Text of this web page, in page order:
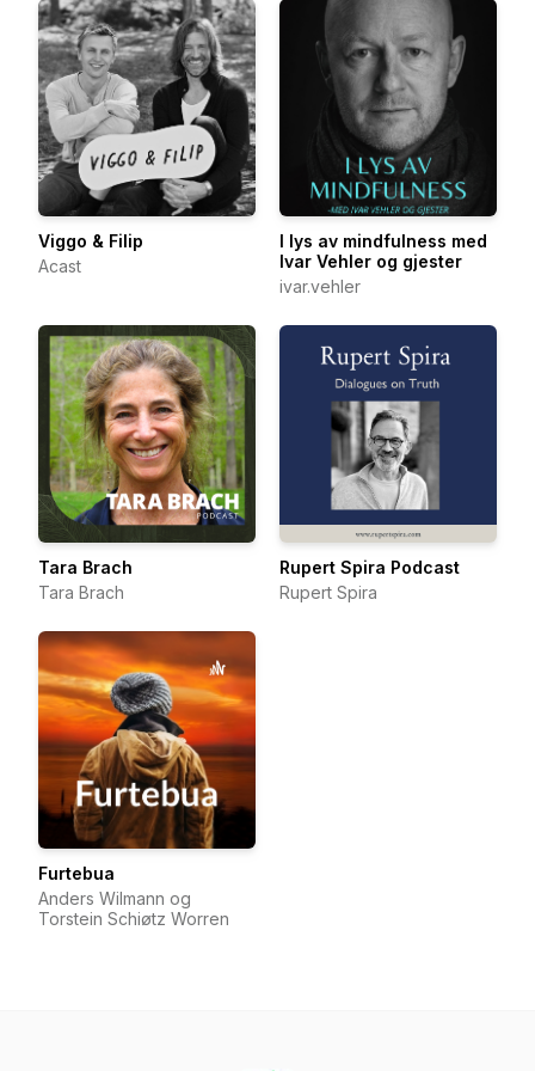
Viggo & Filip
Acast
I lys av mindfulness med
Ivar Vehler og gjester
ivar.vehler
Tara Brach
Tara Brach
Rupert Spira Podcast
Rupert Spira
Furtebua
Anders Wilmann og
Torstein Schiøtz Worren